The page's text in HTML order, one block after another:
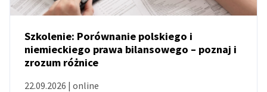
WYDARZENIE
Szkolenie: Porównanie polskiego i
niemieckiego prawa bilansowego – poznaj i
zrozum różnice
22.09.2026 | online